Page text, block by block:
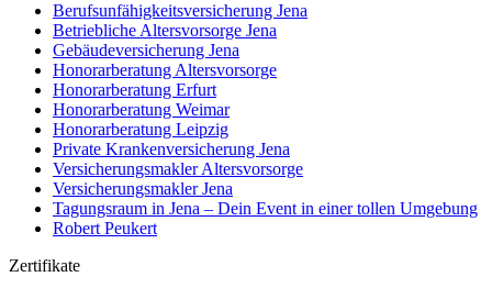
Berufs­unfähigkeits­­versicherung Jena
Betriebliche Altersvorsorge Jena
Gebäudeversicherung Jena
Honorar­beratung Altersvorsorge
Honorar­beratung Erfurt
Honorar­beratung Weimar
Honorarberatung Leipzig
Private Kranken­­versicherung Jena
Versicherungsmakler Altersvorsorge
Versicherungs­makler Jena
Tagungsraum in Jena – Dein Event in einer tollen Umgebung
Robert Peukert
Zertifikate